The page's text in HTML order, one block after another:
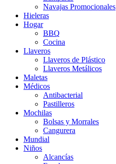
Navajas Promocionales
Hieleras
Hogar
BBQ
Cocina
Llaveros
Llaveros de Plástico
Llaveros Metálicos
Maletas
Médicos
Antibacterial
Pastilleros
Mochilas
Bolsas y Morrales
Cangurera
Mundial
Niños
Alcancías